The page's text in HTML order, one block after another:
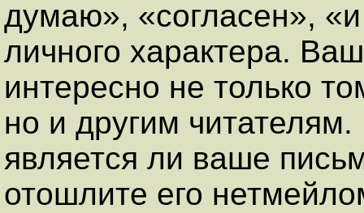
думаю», «согласен»,
личного характера.
интересно не только
но и другим
является ли ваше
отошлите его